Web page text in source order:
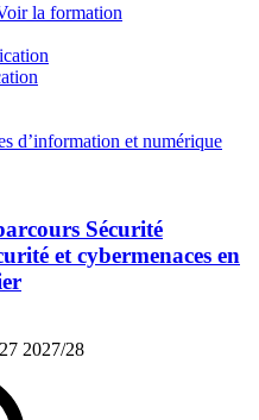
la formation
d’information et numérique
Sécurité
et cybermenaces en
2027/28